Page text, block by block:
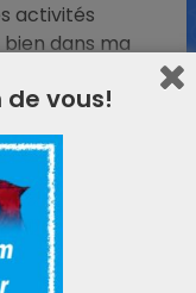
activités
dans ma
de vous!